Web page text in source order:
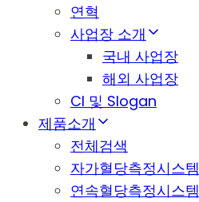
연혁
사업장 소개
국내 사업장
해외 사업장
CI 및 Slogan
제품소개
전체검색
자가혈당측정시스템
연속혈당측정시스템